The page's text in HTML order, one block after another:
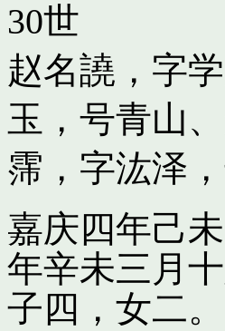
30世
赵名譊，字
玉，号青山、
霈，字汯泽
嘉庆四年己
年辛未三月
子四，女二。